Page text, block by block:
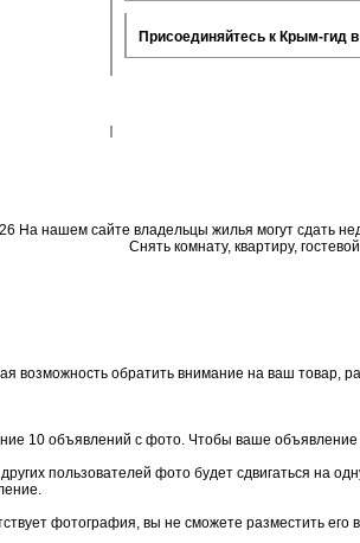
Присоединяйтесь к Крым-гид
На нашем сайте владельцы жилья могут сдать
Cнять комнату, квартиру,
возможность обратить внимание на ваш товар,
10 объявлений с фото. Чтобы ваше
пользователей фото будет сдвигаться на
фотография, вы не сможете разместить его